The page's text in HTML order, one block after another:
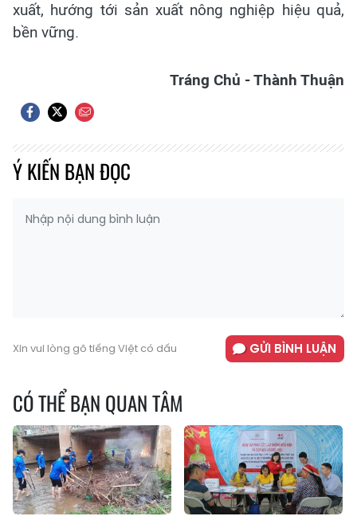
xuất, hướng tới sản xuất nông nghiệp hiệu quả,
bền vững.
Tráng Chủ - Thành Thuận
Ý KIẾN BẠN ĐỌC
Xin vui lòng gõ tiếng Việt có dấu GỬI BÌNH LUẬN
CÓ THỂ BẠN QUAN TÂM